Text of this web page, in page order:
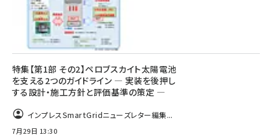
特集【第1部 その2】ペロブスカイト太陽電池
を支える2つのガイドライン ― 実装を後押し
する設計・施工方針と評価基準の策定 ―
インプレスSmartGridニューズレター編集...
7月29日 13:30